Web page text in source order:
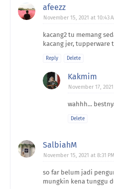
afeezz
November 15, 2021 at 10:43
kacang2 tu memang
kacang jer, tupperware
Reply Delete
Kakmim
November 17,
wahhh...
Delete
SalbiahM
November 15, 2021 at 8:31 PM
so far belum jadi
mungkin kena tunggu